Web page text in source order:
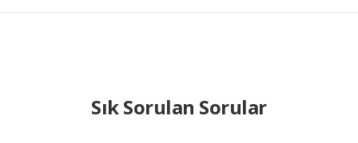
Sık Sorulan Sorular